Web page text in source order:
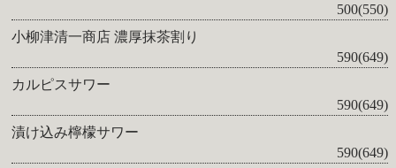
500(550)
小柳津清一商店 濃厚抹茶割り
590(649)
カルピスサワー
590(649)
漬け込み檸檬サワー
590(649)